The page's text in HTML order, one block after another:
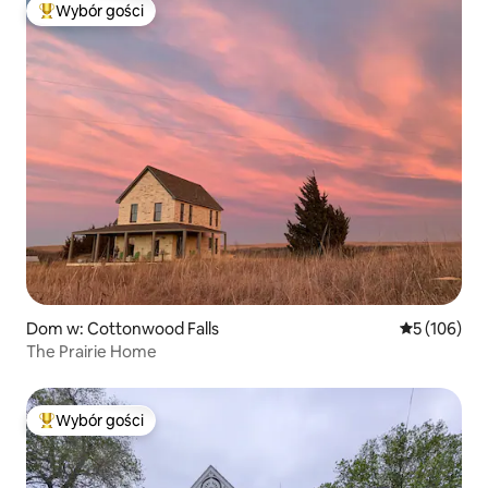
Najpopularniejsze z kategorii Wybór gości
Wybór gości
Dom w: Cottonwood Falls Średnia
5 (106)
The Prairie Home
Najpopularniejsze z kategorii Wybór gości
Wybór gości